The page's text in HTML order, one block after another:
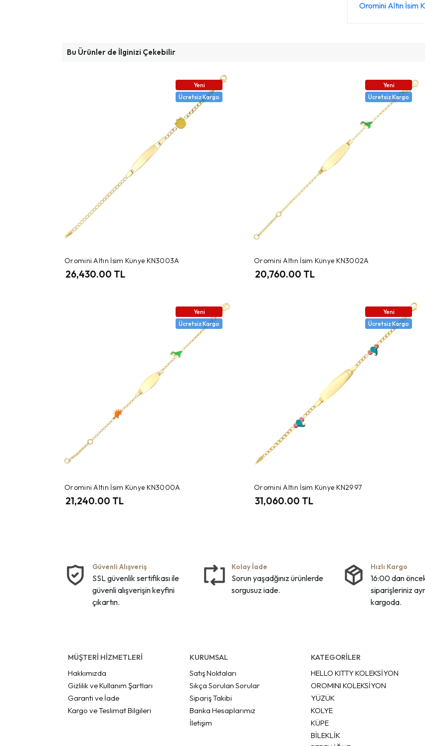
Oromini Altın İsim
Bu Ürünler de İlginizi Çekebilir
Yeni
Ücretsiz Kargo
Oromini Altın İsim Künye KN3003A
26,430.00 TL
Yeni
Ücretsiz Kargo
Oromini Altın İsim Künye KN3002A
20,760.00 TL
Yeni
Ücretsiz Kargo
Oromini Altın İsim Künye KN3000A
21,240.00 TL
Yeni
Ücretsiz Kargo
Oromini Altın İsim Künye KN2997
31,060.00 TL
Güvenli Alışveriş
SSL güvenlik sertifikası ile
güvenli alışverişin keyfini
çıkartın.
Kolay İade
Sorun yaşadğınız ürünlerde
sorgusuz iade.
Hızlı Kargo
16:00 dan
siparişleriniz
kargoda.
MÜŞTERİ HİZMETLERİ
Hakkımızda
Gizlilik ve Kullanım Şartları
Garanti ve İade
Kargo ve Teslimat Bilgileri
KURUMSAL
Satış Noktaları
Sıkça Sorulan Sorular
Sipariş Takibi
Banka Hesaplarımız
İletişim
KATEGORİLER
HELLO KITTY KOLEKSİYON
OROMINI KOLEKSİYON
YÜZÜK
KOLYE
KÜPE
BİLEKLİK